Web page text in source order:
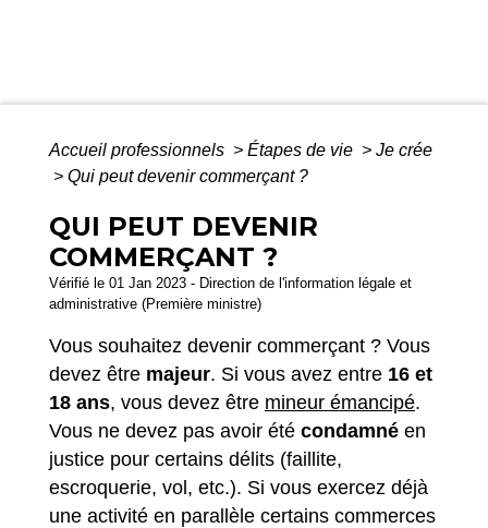
Accueil professionnels > Étapes de vie > Je crée
> Qui peut devenir commerçant ?
QUI PEUT DEVENIR
COMMERÇANT ?
Vérifié le 01 Jan 2023 - Direction de l'information légale et
administrative (Première ministre)
Vous souhaitez devenir commerçant ? Vous
devez être majeur. Si vous avez entre 16 et
18 ans, vous devez être mineur émancipé.
Vous ne devez pas avoir été condamné en
justice pour certains délits (faillite,
escroquerie, vol, etc.). Si vous exercez déjà
une activité en parallèle certains commerces